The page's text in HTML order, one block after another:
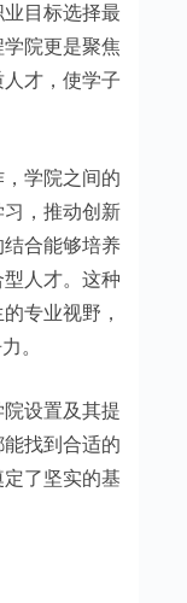
目标选择最
院更是聚焦
才，使学子
学院之间的
，推动创新
合能够培养
人才。这种
专业视野，
。
设置及其提
找到合适的
了坚实的基